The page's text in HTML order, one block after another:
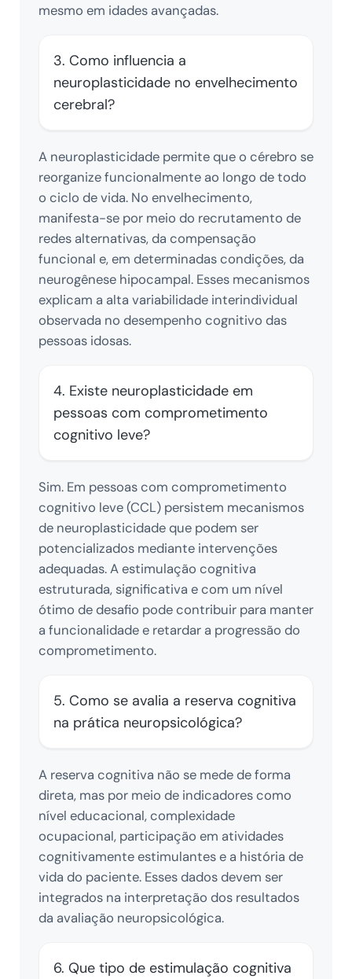
mesmo em idades avançadas.
3. Como influencia a
neuroplasticidade no envelhecimento
cerebral?
A neuroplasticidade permite que o cérebro se
reorganize funcionalmente ao longo de todo
o ciclo de vida. No envelhecimento,
manifesta-se por meio do recrutamento de
redes alternativas, da compensação
funcional e, em determinadas condições, da
neurogênese hipocampal. Esses mecanismos
explicam a alta variabilidade interindividual
observada no desempenho cognitivo das
pessoas idosas.
4. Existe neuroplasticidade em
pessoas com comprometimento
cognitivo leve?
Sim. Em pessoas com comprometimento
cognitivo leve (CCL) persistem mecanismos
de neuroplasticidade que podem ser
potencializados mediante intervenções
adequadas. A estimulação cognitiva
estruturada, significativa e com um nível
ótimo de desafio pode contribuir para manter
a funcionalidade e retardar a progressão do
comprometimento.
5. Como se avalia a reserva cognitiva
na prática neuropsicológica?
A reserva cognitiva não se mede de forma
direta, mas por meio de indicadores como
nível educacional, complexidade
ocupacional, participação em atividades
cognitivamente estimulantes e a história de
vida do paciente. Esses dados devem ser
integrados na interpretação dos resultados
da avaliação neuropsicológica.
6. Que tipo de estimulação cognitiva